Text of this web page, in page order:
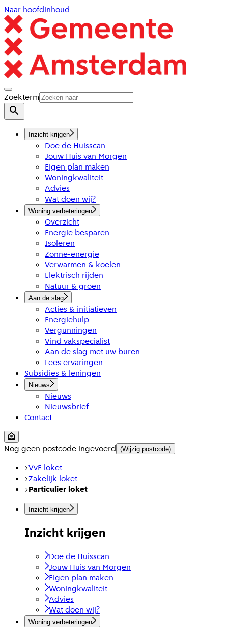
Naar hoofdinhoud
Zoekterm
Inzicht krijgen
Doe de Huisscan
Jouw Huis van Morgen
Eigen plan maken
Woningkwaliteit
Advies
Wat doen wij?
Woning verbeteringen
Overzicht
Energie besparen
Isoleren
Zonne-energie
Verwarmen & koelen
Elektrisch rijden
Natuur & groen
Aan de slag
Acties & initiatieven
Energiehulp
Vergunningen
Vind vakspecialist
Aan de slag met uw buren
Lees ervaringen
Subsidies & leningen
Nieuws
Nieuws
Nieuwsbrief
Contact
Nog geen postcode ingevoerd (Wijzig postcode)
VvE loket
Zakelijk loket
Particulier loket
Inzicht krijgen
Inzicht krijgen
Doe de Huisscan
Jouw Huis van Morgen
Eigen plan maken
Woningkwaliteit
Advies
Wat doen wij?
Woning verbeteringen